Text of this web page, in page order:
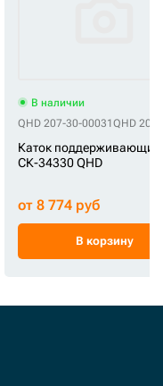
STF 8E-0400STF AT467536 STF
В наличии
QHD 207-30-00031 QHD
Каток поддерживающий
СК-34330 QHD
от 8 774 руб
В корзину